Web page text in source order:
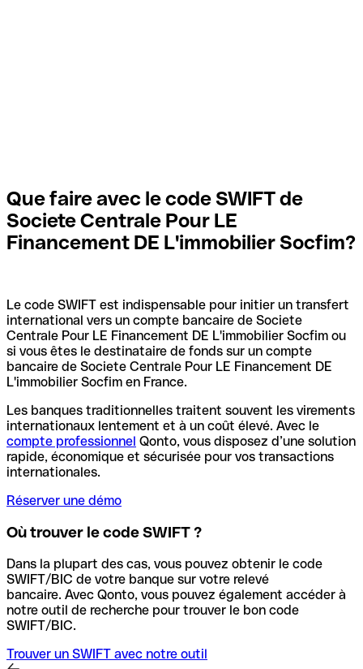
Que faire avec le code SWIFT de
Societe Centrale Pour LE
Financement DE L'immobilier Socfim?
Le code SWIFT est indispensable pour initier un transfert
international vers un compte bancaire de Societe
Centrale Pour LE Financement DE L'immobilier Socfim ou
si vous êtes le destinataire de fonds sur un compte
bancaire de Societe Centrale Pour LE Financement DE
L'immobilier Socfim en France.
Les banques traditionnelles traitent souvent les virements
internationaux lentement et à un coût élevé. Avec le
compte professionnel Qonto, vous disposez d’une solution
rapide, économique et sécurisée pour vos transactions
internationales.
Réserver une démo
Où trouver le code SWIFT ?
Dans la plupart des cas, vous pouvez obtenir le code
SWIFT/BIC de votre banque sur votre relevé
bancaire. Avec Qonto, vous pouvez également accéder à
notre outil de recherche pour trouver le bon code
SWIFT/BIC.
Trouver un SWIFT avec notre outil